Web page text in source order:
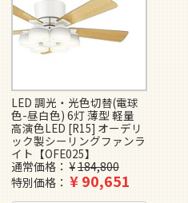
LED 調光・光色切替(電球
色-昼白色) 6灯 薄型 軽量
高演色LED [R15] オーデリ
ック製シーリングファンラ
イト【OFE025】
通常価格
¥184,800
特別価格
¥ 90,651